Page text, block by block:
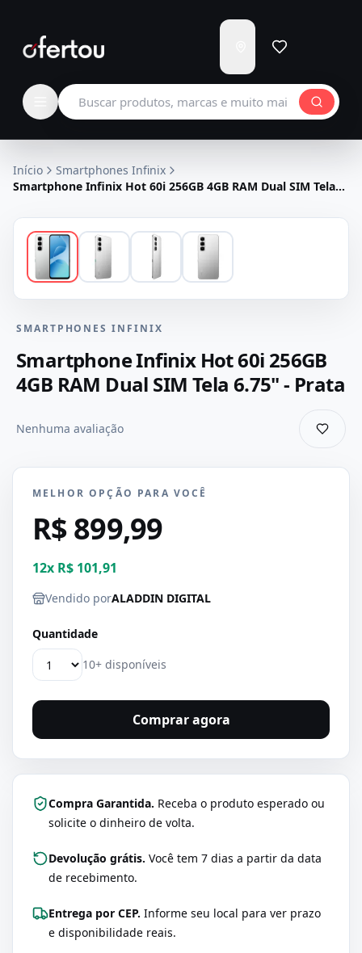
para
Carregando...
Buscar produtos
Início
Smartphones Infinix
Smartphone Infinix Hot 60i 256GB 4GB RAM Dual SIM Tela
SMARTPHONES INFINIX
Smartphone Infinix Hot 60i 256GB
4GB RAM Dual SIM Tela 6.75" - Prata
Nenhuma avaliação
MELHOR OPÇÃO PARA VOCÊ
R$ 899,99
12x R$ 101,91
Vendido porALADDIN DIGITAL
Quantidade
10+ disponíveis
Comprar agora
Compra Garantida. Receba o produto esperado ou
solicite o dinheiro de volta.
Devolução grátis. Você tem 7 dias a partir da data
de recebimento.
Entrega por CEP. Informe seu local para ver prazo
e disponibilidade reais.